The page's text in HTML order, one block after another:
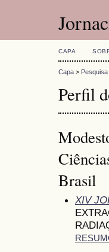
CAPA
Capa > Pesquisa
Perfil
Brasil
XIV